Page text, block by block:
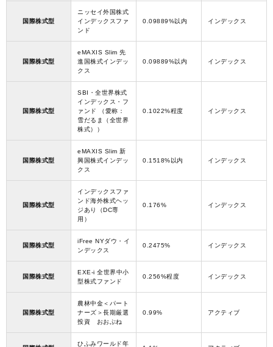
国際株式型
ニッセイ外国株式
インデックスファ
ンド
0.09889%以内 インデックス
国際株式型
eMAXIS Slim 先
進国株式インデッ
クス
0.09889%以内 インデックス
国際株式型
SBI・全世界株式
インデックス・フ
ァンド （愛称：
雪だるま（全世界
株式））
0.1022%程度 インデックス
国際株式型
eMAXIS Slim 新
興国株式インデッ
クス
0.1518%以内 インデックス
国際株式型
インデックスファ
ンド海外株式ヘッ
ジあり（DC専
用）
0.176% インデックス
国際株式型
iFree NYダウ・イ
ンデックス
0.2475% インデックス
国際株式型
EXE-i 全世界中小
型株式ファンド
0.256%程度 インデックス
国際株式型
農林中金＜パート
ナーズ＞長期厳選
投資 おおぶね
0.99% アクティブ
ひふみワールド年